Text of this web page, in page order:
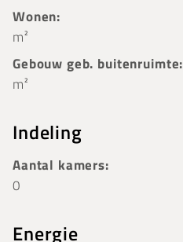
Wonen:
m²
Gebouw geb. buitenruimte:
m²
Indeling
Aantal kamers:
0
Energie